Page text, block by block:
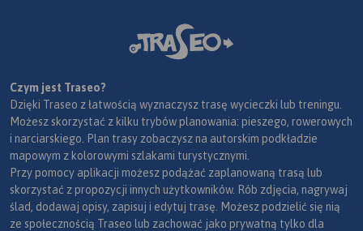
Czym jest Traseo?
Dzięki Traseo z łatwością wyznaczysz trasę wycieczki lub treningu.
Możesz skorzystać z kilku trybów planowania: pieszego, rowerowych
i narciarskiego. Plan trasy zobaczysz na autorskim podkładzie
mapowym z kolorowymi szlakami turystycznymi.
Przy pomocy aplikacji możesz podążać zaplanowaną trasą lub
skorzystać z propozycji innych użytkowników. Rób zdjęcia, nagrywaj
ślad, dodawaj opisy, zapisuj i edytuj trasę. Możesz podzielić się nią
ze społecznością Traseo lub zachować jako prywatną tylko dla